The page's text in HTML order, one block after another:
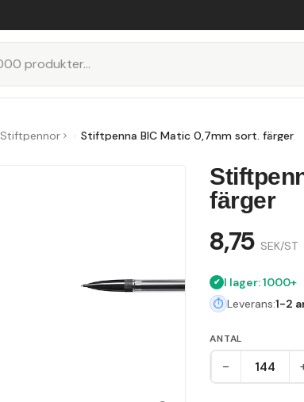
Stiftpennor Stiftpenna BIC Matic 0,7mm sort. färger
färger
8,75 SEK/ST
I lager: 1000+
Leverans:1-2
ANTAL
-